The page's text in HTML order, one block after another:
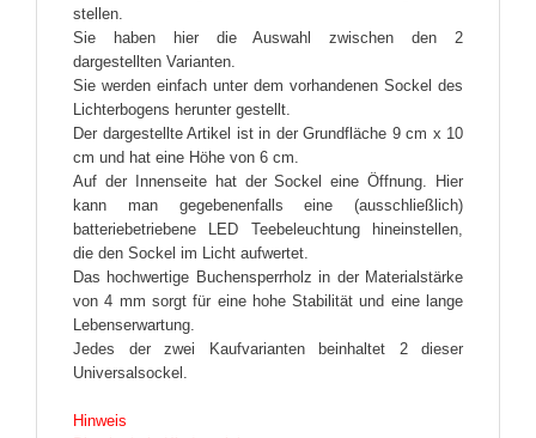
stellen.
Sie haben hier die Auswahl zwischen den 2
dargestellten Varianten.
Sie werden einfach unter dem vorhandenen Sockel des
Lichterbogens herunter gestellt.
Der dargestellte Artikel ist in der Grundfläche 9 cm x 10
cm und hat eine Höhe von 6 cm.
Auf der Innenseite hat der Sockel eine Öffnung. Hier
kann man gegebenenfalls eine (ausschließlich)
batteriebetriebene LED Teebeleuchtung hineinstellen,
die den Sockel im Licht aufwertet.
Das hochwertige Buchensperrholz in der Materialstärke
von 4 mm sorgt für eine hohe Stabilität und eine lange
Lebenserwartung.
Jedes der zwei Kaufvarianten beinhaltet 2 dieser
Universalsockel.
Hinweis